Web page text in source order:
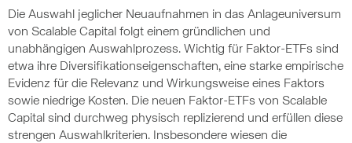
Die Auswahl jeglicher Neuaufnahmen in das Anlageuniversum
von Scalable Capital folgt einem gründlichen und
unabhängigen Auswahlprozess. Wichtig für Faktor-ETFs sind
etwa ihre Diversifikationseigenschaften, eine starke empirische
Evidenz für die Relevanz und Wirkungsweise eines Faktors
sowie niedrige Kosten. Die neuen Faktor-ETFs von Scalable
Capital sind durchweg physisch replizierend und erfüllen diese
strengen Auswahlkriterien. Insbesondere wiesen die